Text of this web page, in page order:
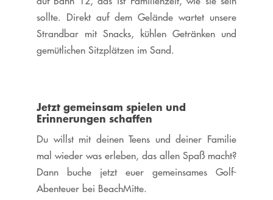
sollte. Direkt auf dem Gelände wartet unsere
Strandbar mit Snacks, kühlen Getränken und
gemütlichen Sitzplätzen im Sand.
Jetzt gemeinsam spielen und
Erinnerungen schaffen
Du willst mit deinen Teens und deiner Familie
mal wieder was erleben, das allen Spaß macht?
Dann buche jetzt euer gemeinsames Golf-
Abenteuer bei BeachMitte.